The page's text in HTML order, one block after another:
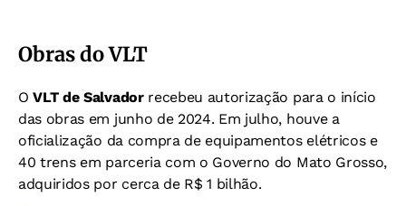
Obras do VLT
OVLT de Salvadorrecebeu autorização para o início
das obras em junho de 2024. Em julho, houve a
oficialização da compra de equipamentos elétricos e
40 trens em parceria com o Governo do Mato Grosso,
adquiridos por cerca de R$ 1 bilhão.